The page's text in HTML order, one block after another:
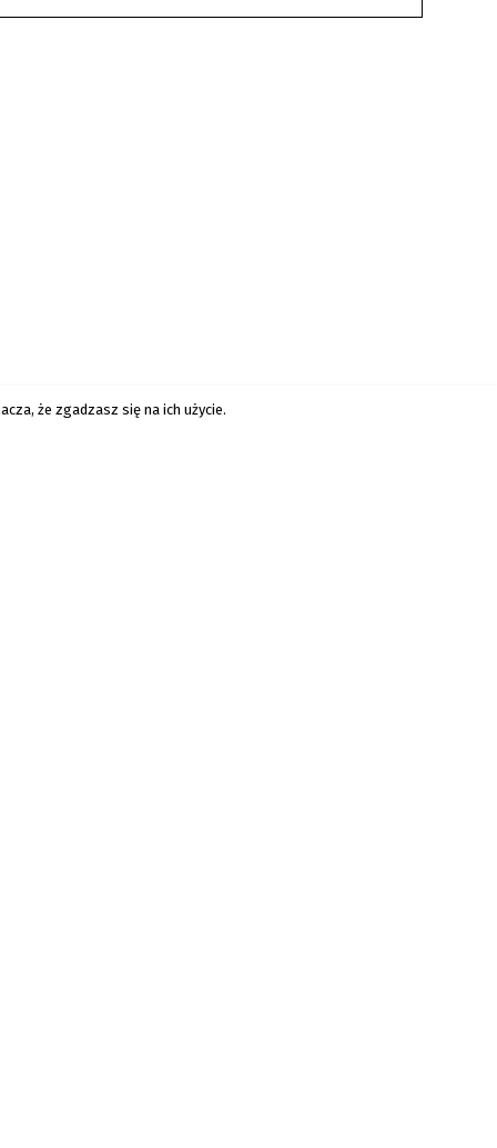
że zgadzasz się na ich użycie.